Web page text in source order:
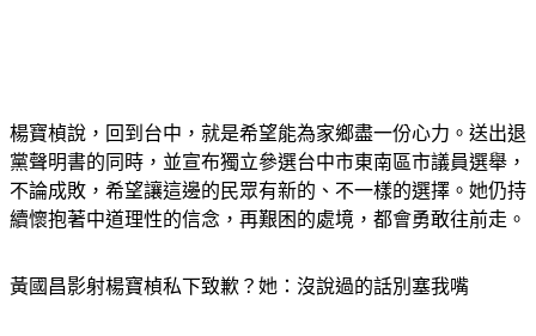
楊寶楨說，回到台中，就是希望能為家鄉盡一份心力。送出退
黨聲明書的同時，並宣布獨立參選台中市東南區市議員選舉，
不論成敗，希望讓這邊的民眾有新的、不一樣的選擇。她仍持
續懷抱著中道理性的信念，再艱困的處境，都會勇敢往前走。
黃國昌影射楊寶楨私下致歉？她：沒說過的話別塞我嘴